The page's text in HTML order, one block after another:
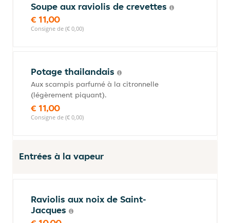
Soupe aux raviolis de crevettes
€ 11,00
Consigne de (€ 0,00)
Potage thailandais
Aux scampis parfumé à la citronnelle
(légèrement piquant).
€ 11,00
Consigne de (€ 0,00)
Entrées à la vapeur
Raviolis aux noix de Saint-
Jacques